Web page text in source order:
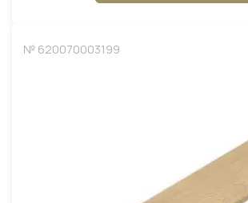
№ 620070003199